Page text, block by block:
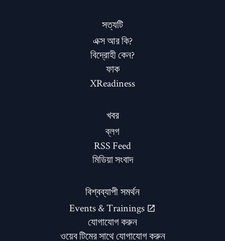
সত্যটি
এক্স আর কি?
বিদ্রোহী কেন?
ফাক
XReadiness
খবর
ব্লগ
RSS Feed
মিডিয়া সংবাদ
বিশ্বব্যাপী সমর্থন
Events & Trainings
যোগাযোগ করুন
ওয়েব টিমের সাথে যোগাযোগ করুন